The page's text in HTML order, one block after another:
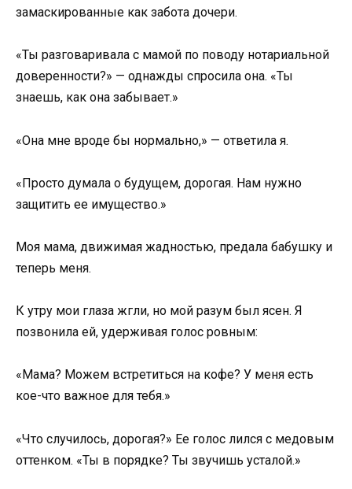
замаскированные как забота дочери.
«Ты разговаривала с мамой по поводу нотариальной
доверенности?» — однажды спросила она. «Ты
знаешь, как она забывает.»
«Она мне вроде бы нормально,» — ответила я.
«Просто думала о будущем, дорогая. Нам нужно
защитить ее имущество.»
Моя мама, движимая жадностью, предала бабушку и
теперь меня.
К утру мои глаза жгли, но мой разум был ясен. Я
позвонила ей, удерживая голос ровным:
«Мама? Можем встретиться на кофе? У меня есть
кое-что важное для тебя.»
«Что случилось, дорогая?» Ее голос лился с медовым
оттенком. «Ты в порядке? Ты звучишь усталой.»